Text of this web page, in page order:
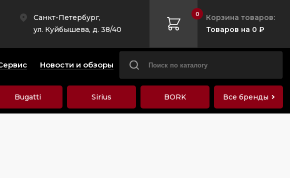
Санкт-Петербург,
ул. Куйбышева, д. 38/40
0
Корзина товаров:
Товаров на 0 ₽
Новости и обзоры
Bugatti Sirius BORK Все бренды